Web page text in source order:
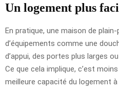
Un logement plus
En pratique, une maison de
d’équipements comme une
d’appui, des portes plus larges
Ce que cela implique, c’est
meilleure capacité du logement à